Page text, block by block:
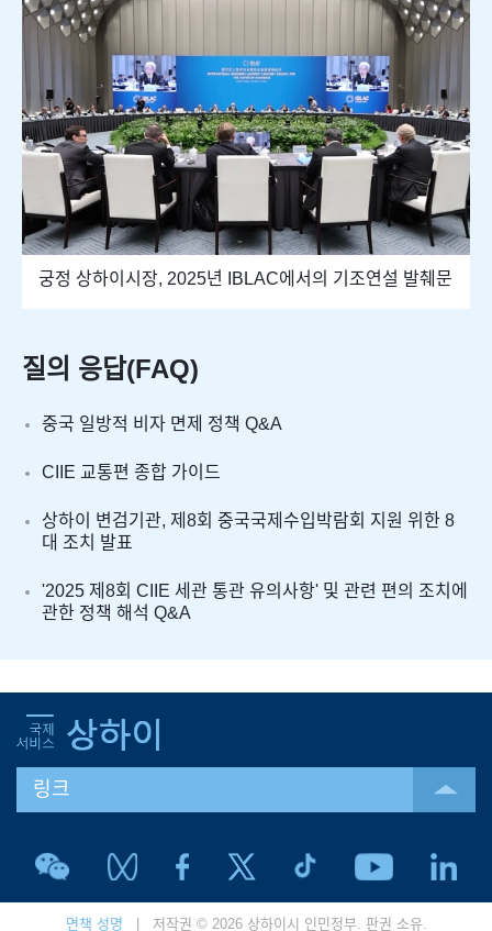
궁정 상하이시장, 2025년 IBLAC에서의 기조연설 발췌문
질의 응답(FAQ)
중국 일방적 비자 면제 정책 Q&A
CIIE 교통편 종합 가이드
상하이 변검기관, 제8회 중국국제수입박람회 지원 위한 8
대 조치 발표
'2025 제8회 CIIE 세관 통관 유의사항' 및 관련 편의 조치에
관한 정책 해석 Q&A
링크
면책 성명 | 저작권 © 2026 상하이시 인민정부. 판권 소유.